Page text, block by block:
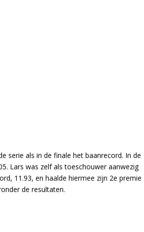
serie als in de finale het baanrecord. In de
Lars was zelf als toeschouwer aanwezig
11.93, en haalde hiermee zijn 2e premie
de resultaten.